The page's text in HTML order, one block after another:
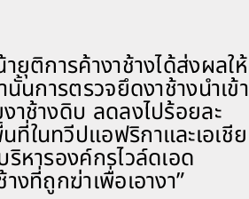
ยุติการค้างาช้างได้ส่งผลให้
นการตรวจยึดงาช้างนำเข้า
าช้างดิบ ลดลงไปร้อยละ
ในทวีปแอฟริกาและเอเชีย
หารองค์กรไวล์ดเอด
ที่ถูกฆ่าเพื่อเอางา”